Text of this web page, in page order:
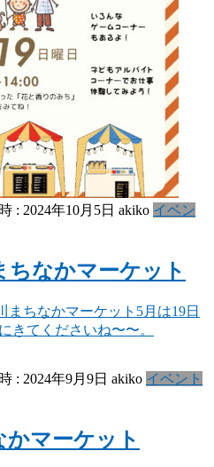
: 2024年10月5日 akiko イベン
ちなかマーケット
まちなかマーケット5月は19日
きてくださいね〜〜。
: 2024年9月9日 akiko イベント
かマーケット